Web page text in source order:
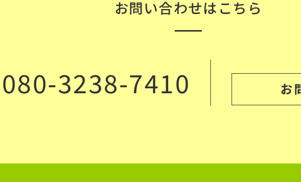
お問い合わせはこちら
080-3238-7410 お